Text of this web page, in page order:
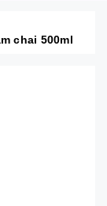
chai 500ml